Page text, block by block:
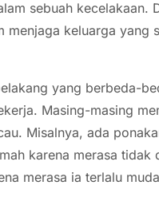
sebuah kecelakaan.
menjaga keluarga yang
yang berbeda-
Masing-masing
Misalnya, ada
karena merasa
merasa ia terlalu